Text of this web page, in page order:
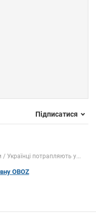
Підписатися
Українці потрапляють у...
OBOZ